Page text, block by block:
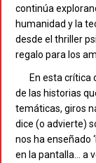
continúa
humanidad y la
desde el thriller
regalo para los
En esta crítica
de las historias
temáticas, giros
dice (o advierte)
nos ha enseñado
en la pantalla… a